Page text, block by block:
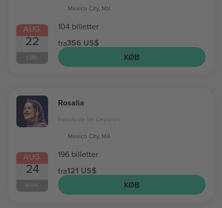
AUG.
22
LØR.
Mexico City, MX
104 billetter
fra356 US$
KØB
AUG.
24
MAN.
Rosalia
Palacio de los Deportes
Mexico City, MX
196 billetter
fra121 US$
KØB